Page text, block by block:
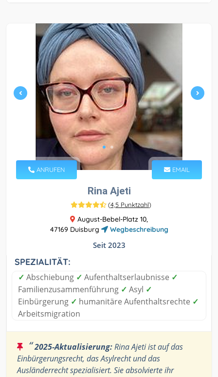
ANRUFEN EMAIL
Rina Ajeti
(4,5 Punktzahl)
August-Bebel-Platz 10,
47169 Duisburg
Wegbeschreibung
Seit 2023
SPEZIALITÄT:
✓ Abschiebung ✓ Aufenthaltserlaubnisse ✓
Familienzusammenführung ✓ Asyl ✓
Einbürgerung ✓ humanitäre Aufenthaltsrechte ✓
Arbeitsmigration
“2025-Aktualisierung:Rina Ajeti ist auf das
Einbürgerungsrecht, das Asylrecht und das
Ausländerrecht spezialisiert. Sie absolvierte ihr